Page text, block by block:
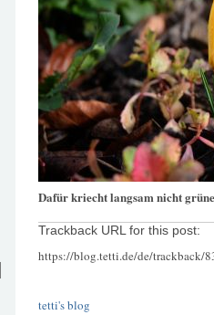
Dafür kriecht langsam nicht
Trackback URL for this post:
https://blog.tetti.de/de/trackback/
tetti's blog